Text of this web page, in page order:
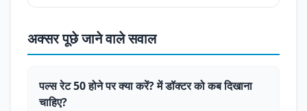
अक्सर पूछे जाने वाले सवाल
पल्स रेट 50 होने पर क्या करें? में डॉक्टर को कब दिखाना
चाहिए?